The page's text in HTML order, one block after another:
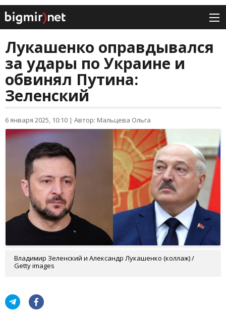
Лукашенко оправдывался
за удары по Украине и
обвинял Путина:
Зеленский
6 января 2025, 10:10 | Автор: Мальцева Ольга
Владимир Зеленский и Александр Лукашенко (коллаж) /
Getty images